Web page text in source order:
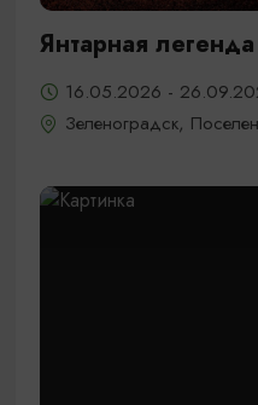
Янтарная легенда
16.05.2026 -
Зеленоградск,